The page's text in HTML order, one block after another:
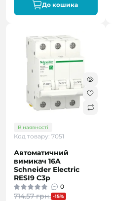
До кошика
В наявності
Код товару: 7051
Автоматичний
вимикач 16A
Schneider Electric
RESI9 C3р
0
714.57 грн. -15%